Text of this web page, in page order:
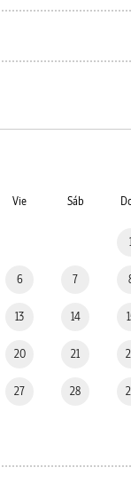
Vie Sáb
6 7
13 14
20 21
27 28